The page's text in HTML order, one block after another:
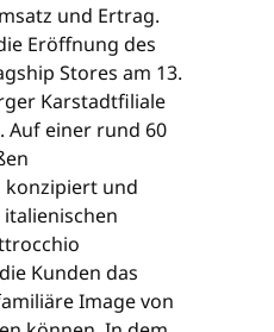
und Ertrag.
Eröffnung des
Stores am 13.
Karstadtfiliale
Auf einer rund 60
konzipiert und
Kunden das
Image von